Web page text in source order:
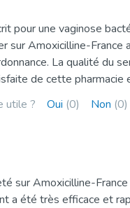
pour une vaginose
sur Amoxicilline-France
La qualité du
de cette
utile ?
Oui (0) Non (0)
sur Amoxicilline-
a été très efficace et